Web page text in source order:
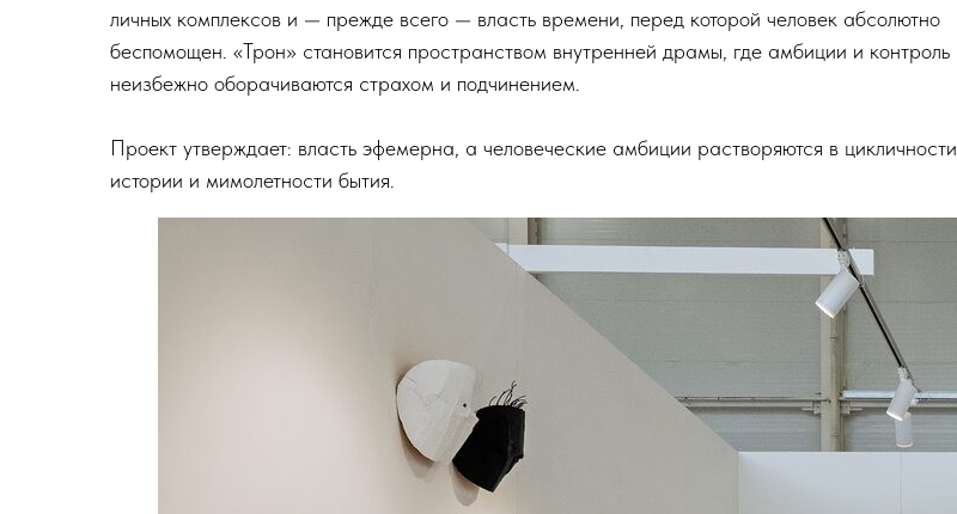
личных комплексов и — прежде всего — власть времени, перед которой человек абсолютно
беспомощен. «Трон» становится пространством внутренней драмы, где амбиции и контроль
неизбежно оборачиваются страхом и подчинением.
Проект утверждает: власть эфемерна, а человеческие амбиции растворяются в цикличности
истории и мимолетности бытия.